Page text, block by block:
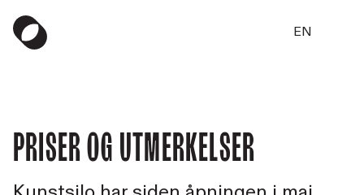
EN
Priser og utmerkelser